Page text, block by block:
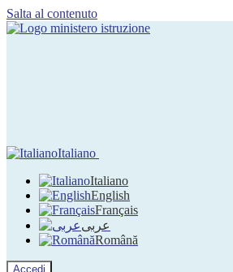
Salta al contenuto
Italiano
Italiano
English
Français
عربى
Română
Accedi